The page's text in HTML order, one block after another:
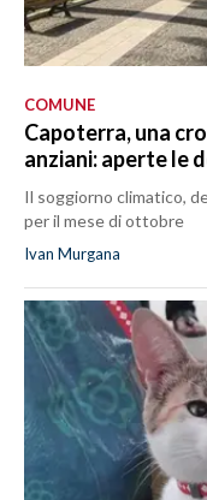
COMUNE
Capoterra, una
anziani: aperte le
Il soggiorno climatico,
per il mese di ottobre
Ivan Murgana